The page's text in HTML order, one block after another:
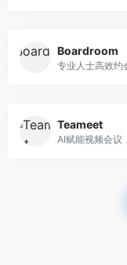
Boardroom
专业人士高效约
Teameet
AI赋能视频会议